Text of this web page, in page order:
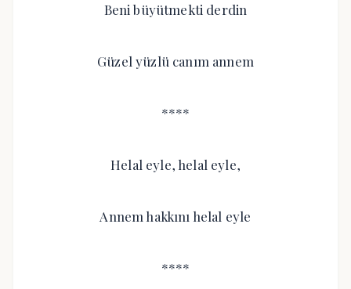
Beni büyütmekti derdin
Güzel yüzlü canım annem
****
Helal eyle, helal eyle,
Annem hakkını helal eyle
****